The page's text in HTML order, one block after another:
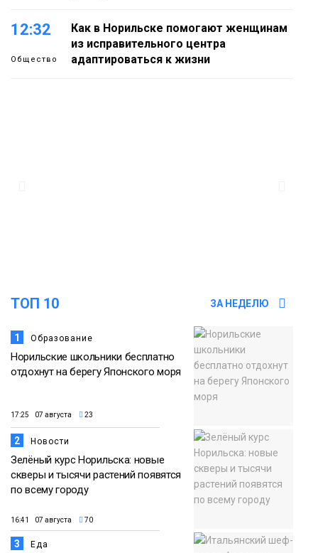
12:32
Общество
Как в Норильске помогают женщинам
из исправительного центра
адаптироваться к жизни
ТОП 10 ЗА НЕДЕЛЮ
1 Образование
Норильские школьники бесплатно
отдохнут на берегу Японского моря
17:25 07 августа 23
2 Новости
Зелёный курс Норильска: новые
скверы и тысячи растений появятся
по всему городу
16:41 07 августа 70
3 Еда